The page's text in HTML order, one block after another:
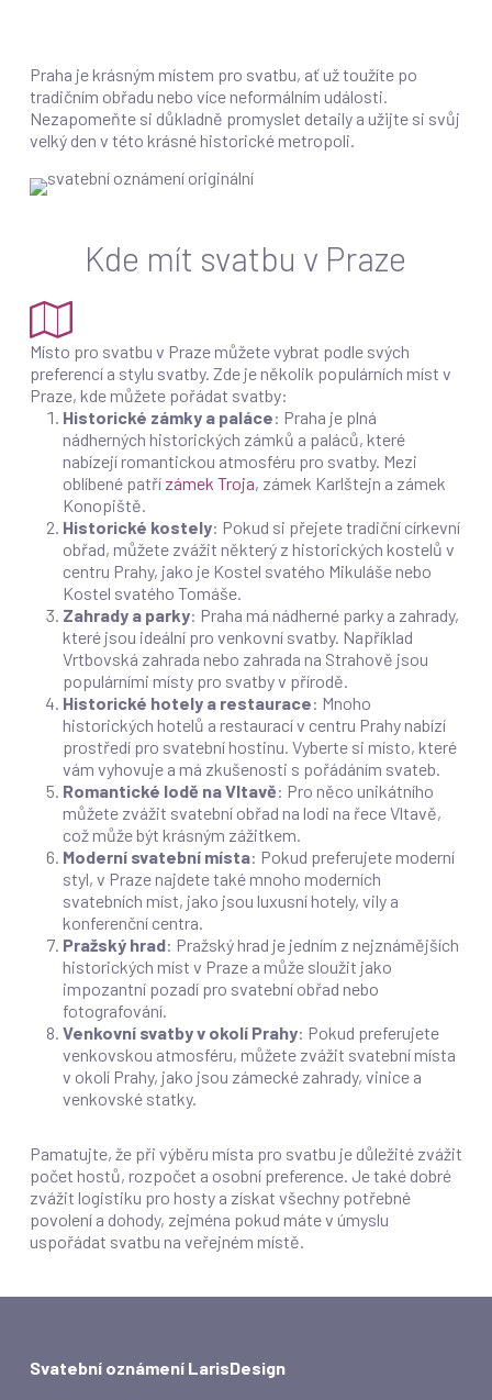
Praha je krásným místem pro svatbu, ať už toužíte po
tradičním obřadu nebo více neformálním události.
Nezapomeňte si důkladně promyslet detaily a užijte si svůj
velký den v této krásné historické metropoli.
Kde mít svatbu v Praze
Místo pro svatbu v Praze můžete vybrat podle svých
preferencí a stylu svatby. Zde je několik populárních míst v
Praze, kde můžete pořádat svatby:
Historické zámky a paláce: Praha je plná
nádherných historických zámků a paláců, které
nabízejí romantickou atmosféru pro svatby. Mezi
oblíbené patří zámek Troja, zámek Karlštejn a zámek
Konopiště.
Historické kostely: Pokud si přejete tradiční církevní
obřad, můžete zvážit některý z historických kostelů v
centru Prahy, jako je Kostel svatého Mikuláše nebo
Kostel svatého Tomáše.
Zahrady a parky: Praha má nádherné parky a zahrady,
které jsou ideální pro venkovní svatby. Například
Vrtbovská zahrada nebo zahrada na Strahově jsou
populárními místy pro svatby v přírodě.
Historické hotely a restaurace: Mnoho
historických hotelů a restaurací v centru Prahy nabízí
prostředí pro svatební hostinu. Vyberte si místo, které
vám vyhovuje a má zkušenosti s pořádáním svateb.
Romantické lodě na Vltavě: Pro něco unikátního
můžete zvážit svatební obřad na lodi na řece Vltavě,
což může být krásným zážitkem.
Moderní svatební místa: Pokud preferujete moderní
styl, v Praze najdete také mnoho moderních
svatebních míst, jako jsou luxusní hotely, vily a
konferenční centra.
Pražský hrad: Pražský hrad je jedním z nejznámějších
historických míst v Praze a může sloužit jako
impozantní pozadí pro svatební obřad nebo
fotografování.
Venkovní svatby v okolí Prahy: Pokud preferujete
venkovskou atmosféru, můžete zvážit svatební místa
v okolí Prahy, jako jsou zámecké zahrady, vinice a
venkovské statky.
Pamatujte, že při výběru místa pro svatbu je důležité zvážit
počet hostů, rozpočet a osobní preference. Je také dobré
zvážit logistiku pro hosty a získat všechny potřebné
povolení a dohody, zejména pokud máte v úmyslu
uspořádat svatbu na veřejném místě.
Svatební oznámení LarisDesign